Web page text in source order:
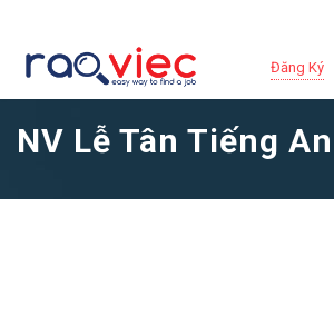
Đăng Ký
NV Lễ Tân Tiếng